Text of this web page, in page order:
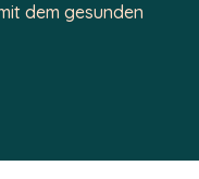
dem gesunden